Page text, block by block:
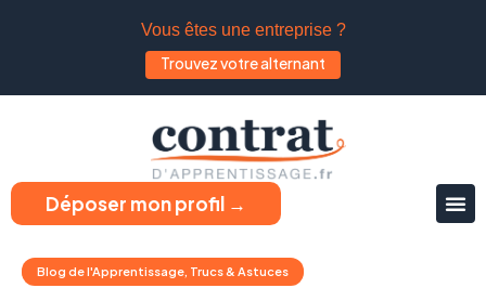
Vous êtes une entreprise ?
Trouvez votre alternant
Déposer mon profil →
Blog de l'Apprentissage, Trucs & Astuces